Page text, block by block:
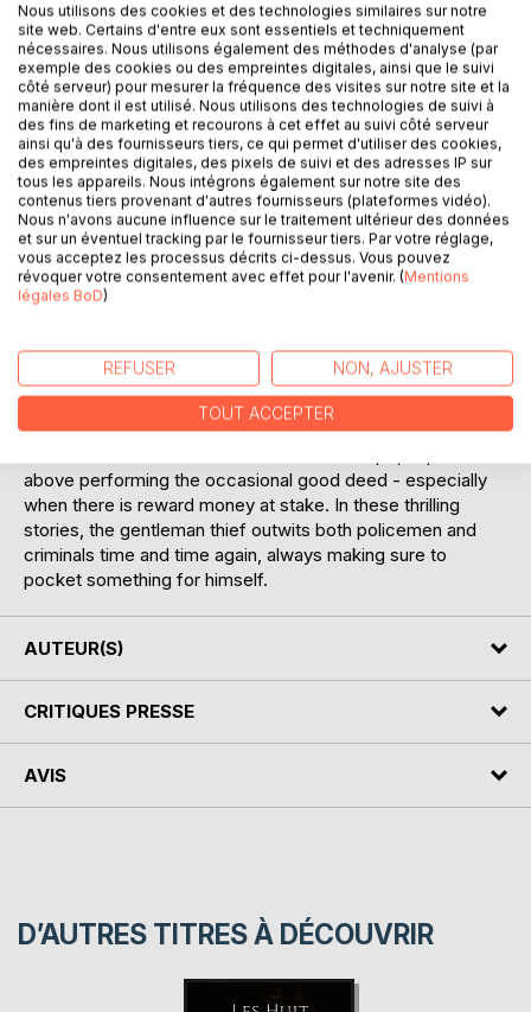
DESCRIPTION
The world's premier thief looks back on a lifetime of
adventure in these tales of his outrageous exploits
It has been a fortnight since the baroness Repstein
disappeared from Paris, taking with her a fortune in jewels
stolen from her husband. French detectives have chased
many precious breadcrumbs, but she has eluded their
efforts. When Arsène Lupin finds her, she will not escape
above performing the occasional good deed - especially
when there is reward money at stake. In these thrilling
stories, the gentleman thief outwits both policemen and
criminals time and time again, always making sure to
pocket something for himself.
AUTEUR(S)
CRITIQUES PRESSE
AVIS
D’AUTRES TITRES À DÉCOUVRIR
Nous utilisons des cookies et des technologies similaires sur notre
site web. Certains d'entre eux sont essentiels et techniquement
nécessaires. Nous utilisons également des méthodes d'analyse (par
exemple des cookies ou des empreintes digitales, ainsi que le suivi
côté serveur) pour mesurer la fréquence des visites sur notre site et la
manière dont il est utilisé. Nous utilisons des technologies de suivi à
des fins de marketing et recourons à cet effet au suivi côté serveur
ainsi qu'à des fournisseurs tiers, ce qui permet d'utiliser des cookies,
des empreintes digitales, des pixels de suivi et des adresses IP sur
tous les appareils. Nous intégrons également sur notre site des
contenus tiers provenant d'autres fournisseurs (plateformes vidéo).
Nous n'avons aucune influence sur le traitement ultérieur des données
et sur un éventuel tracking par le fournisseur tiers. Par votre réglage,
vous acceptez les processus décrits ci-dessus. Vous pouvez
révoquer votre consentement avec effet pour l'avenir. (Mentions
légales BoD)
REFUSER NON, AJUSTER
TOUT ACCEPTER